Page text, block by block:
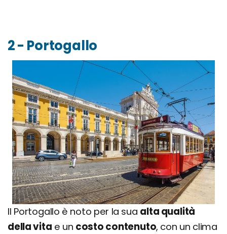
2 - Portogallo
Il Portogallo è noto per la sua alta qualità
della vita e un costo contenuto, con un clima